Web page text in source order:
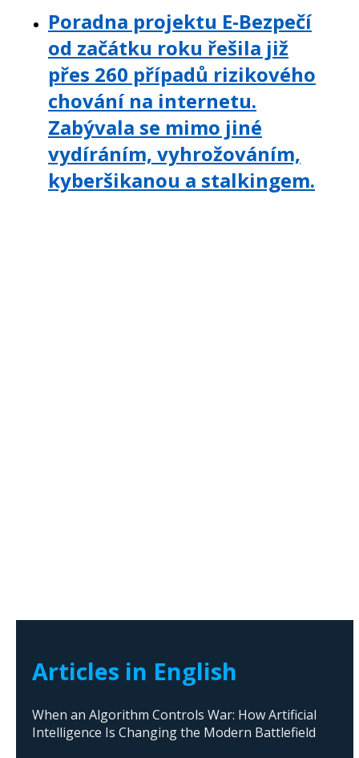
Poradna projektu E-Bezpečí
od začátku roku řešila již
přes 260 případů rizikového
chování na internetu.
Zabývala se mimo jiné
vydíráním, vyhrožováním,
kyberšikanou a stalkingem.
Articles in English
When an Algorithm Controls War: How Artificial
Intelligence Is Changing the Modern Battlefield